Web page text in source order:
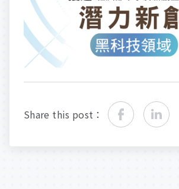
Share this post：